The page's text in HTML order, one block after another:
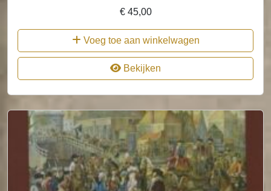
€45,00
Voeg toe aan winkelwagen
Bekijken